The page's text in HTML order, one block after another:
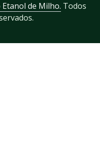
de Milho. Todos